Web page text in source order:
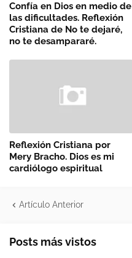
Confía en Dios en medio de
las dificultades. Reflexión
Cristiana de No te dejaré,
no te desampararé.
Reflexión Cristiana por
Mery Bracho. Dios es mi
cardiólogo espiritual
Artículo Anterior
Posts más vistos